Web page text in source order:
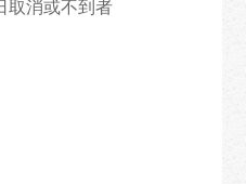
取消或不到者